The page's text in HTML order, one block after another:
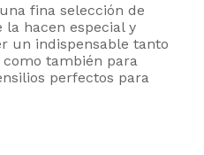
fina selección de
hacen especial y
un indispensable tanto
también para
perfectos para